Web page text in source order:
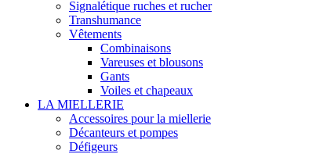
Signalétique ruches et rucher
Transhumance
Vêtements
Combinaisons
Vareuses et blousons
Gants
Voiles et chapeaux
LA MIELLERIE
Accessoires pour la miellerie
Décanteurs et pompes
Défigeurs